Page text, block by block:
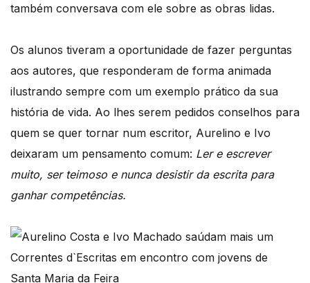
também conversava com ele sobre as obras lidas.
Os alunos tiveram a oportunidade de fazer perguntas
aos autores, que responderam de forma animada
ilustrando sempre com um exemplo prático da sua
história de vida. Ao lhes serem pedidos conselhos para
quem se quer tornar num escritor, Aurelino e Ivo
deixaram um pensamento comum: Ler e escrever
muito, ser teimoso e nunca desistir da escrita para
ganhar competências.